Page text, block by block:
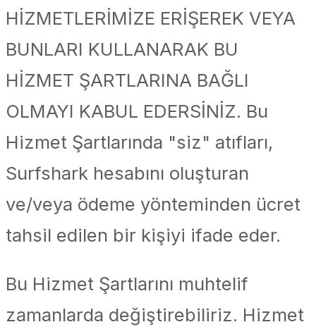
HİZMETLERİMİZE ERİŞEREK VEYA
BUNLARI KULLANARAK BU
HİZMET ŞARTLARINA BAĞLI
OLMAYI KABUL EDERSİNİZ. Bu
Hizmet Şartlarında "siz" atıfları,
Surfshark hesabını oluşturan
ve/veya ödeme yönteminden ücret
tahsil edilen bir kişiyi ifade eder.
Bu Hizmet Şartlarını muhtelif
zamanlarda değiştirebiliriz. Hizmet